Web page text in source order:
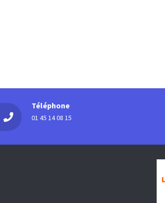
Téléphone
01 45 14 08 15